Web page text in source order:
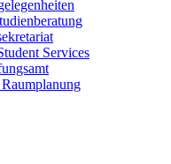
Services